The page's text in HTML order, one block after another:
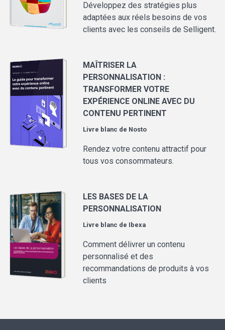
Développez des stratégies plus
adaptées aux réels besoins de vos
clients avec les conseils de Selligent.
MAÎTRISER LA
PERSONNALISATION :
TRANSFORMER VOTRE
EXPÉRIENCE ONLINE AVEC DU
CONTENU PERTINENT
Livre blanc de Nosto
Rendez votre contenu attractif pour
tous vos consommateurs.
LES BASES DE LA
PERSONNALISATION
Livre blanc de Ibexa
Comment délivrer un contenu
personnalisé et des
recommandations de produits à vos
clients